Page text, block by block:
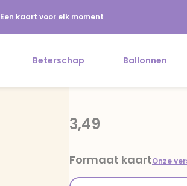
Een kaart voor elk moment
Beterschap Ballonnen
3,49
Formaat kaartOnze